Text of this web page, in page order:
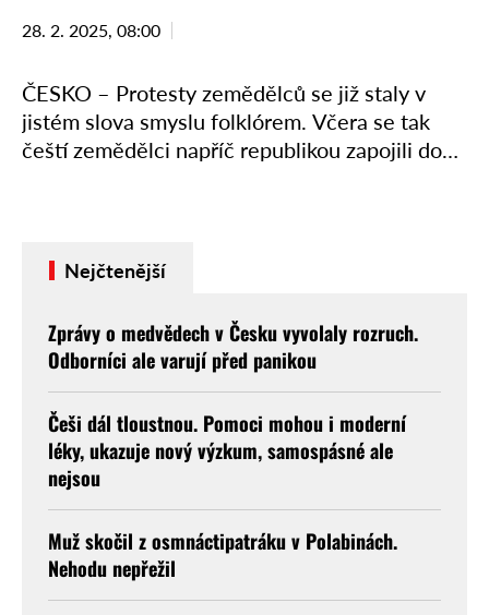
28. 2. 2025, 08:00
ČESKO – Protesty zemědělců se již staly v
jistém slova smyslu folklórem. Včera se tak
čeští zemědělci napříč republikou zapojili do
Nejčtenější
Zprávy o medvědech v Česku vyvolaly rozruch.
Odborníci ale varují před panikou
Češi dál tloustnou. Pomoci mohou i moderní
léky, ukazuje nový výzkum, samospásné ale
nejsou
Muž skočil z osmnáctipatráku v Polabinách.
Nehodu nepřežil